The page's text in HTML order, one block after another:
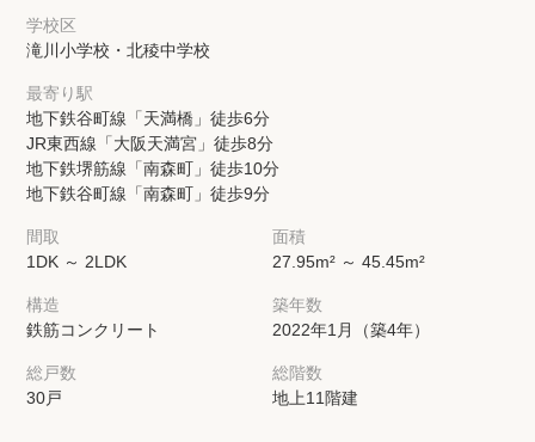
学校区
滝川小学校・北稜中学校
最寄り駅
地下鉄谷町線「天満橋」徒歩6分
JR東西線「大阪天満宮」徒歩8分
地下鉄堺筋線「南森町」徒歩10分
地下鉄谷町線「南森町」徒歩9分
間取
1DK ～ 2LDK
面積
27.95m² ～ 45.45m²
構造
鉄筋コンクリート
築年数
2022年1月（築4年）
総戸数
30戸
総階数
地上11階建